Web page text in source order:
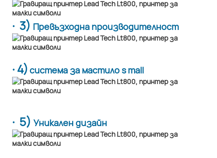
· 3) Превъзходна производителност
· 4) система за мастило s mall
· 5) Уникален дизайн